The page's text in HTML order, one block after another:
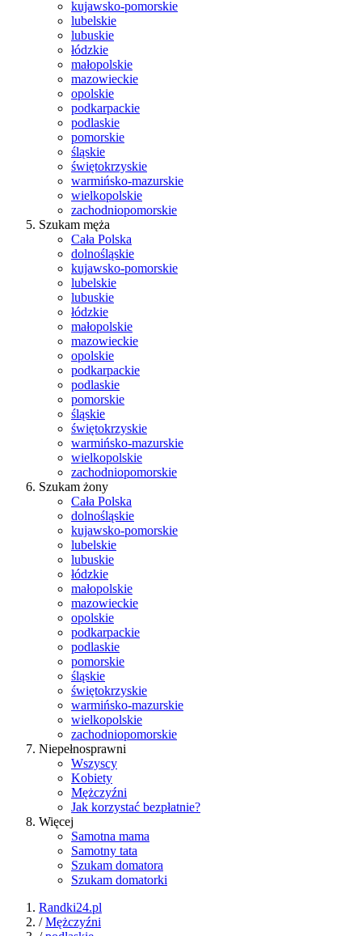
kujawsko-pomorskie
lubelskie
lubuskie
łódzkie
małopolskie
mazowieckie
opolskie
podkarpackie
podlaskie
pomorskie
śląskie
świętokrzyskie
warmińsko-mazurskie
wielkopolskie
zachodniopomorskie
Szukam męża
Cała Polska
dolnośląskie
kujawsko-pomorskie
lubelskie
lubuskie
łódzkie
małopolskie
mazowieckie
opolskie
podkarpackie
podlaskie
pomorskie
śląskie
świętokrzyskie
warmińsko-mazurskie
wielkopolskie
zachodniopomorskie
Szukam żony
Cała Polska
dolnośląskie
kujawsko-pomorskie
lubelskie
lubuskie
łódzkie
małopolskie
mazowieckie
opolskie
podkarpackie
podlaskie
pomorskie
śląskie
świętokrzyskie
warmińsko-mazurskie
wielkopolskie
zachodniopomorskie
Niepełnosprawni
Wszyscy
Kobiety
Mężczyźni
Jak korzystać bezpłatnie?
Więcej
Samotna mama
Samotny tata
Szukam domatora
Szukam domatorki
Randki24.pl
/Mężczyźni